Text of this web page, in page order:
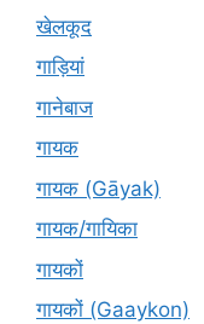
खेलकूद
गाड़ियां
गानेबाज
गायक
गायक (Gāyak)
गायक/गायिका
गायकों
गायकों (Gaaykon)